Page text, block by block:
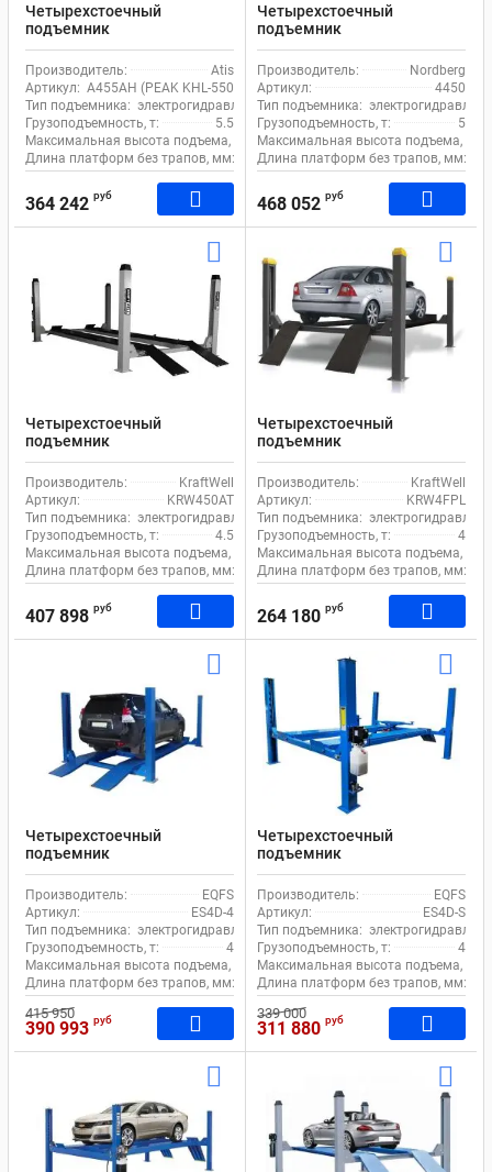
Четырехстоечный
подъемник
электрогидравлический
5.5т 380В для сход-развала
Atis A455AH (PEAK KHL-
5500A) 380V
Производитель:
Atis
Артикул: A455AH (PEAK KHL-5500A) 380V
Тип подъемника: электрогидравлический
Грузоподъемность, т:
5.5
Максимальная высота подъема, мм:
1922
Длина платформ без трапов, мм:
4800
364 242 руб
Четырехстоечный
подъемник
электрогидравлический 5т
380В для сход-развала
Nordberg 4450 с траверсой
Производитель:
Nordberg
Артикул:
4450
Тип подъемника:
Грузоподъемность, т:
5
Максимальная высота подъема, мм:
Длина платформ без трапов, мм:
468 052 руб
Четырехстоечный
подъемник
электрогидравлический
4.5т 380В для сход-развала
KraftWell KRW450AT
Производитель:
KraftWell
Артикул:
KRW450AT
Тип подъемника: электрогидравлический
Грузоподъемность, т:
4.5
Максимальная высота подъема, мм:
1830
Длина платформ без трапов, мм:
5700
407 898 руб
Четырехстоечный
подъемник
электрогидравлический 4т
380В KraftWell KRW4FPL
Производитель:
KraftWell
Артикул:
KRW4FPL
Тип подъемника:
Грузоподъемность, т:
4
Максимальная высота подъема, мм:
Длина платформ без трапов, мм:
264 180 руб
Четырехстоечный
подъемник
электрогидравлический 4т
380В для сход-развала
EQFS ES4D-4 с траверсой
Производитель:
EQFS
Артикул:
ES4D-4
Тип подъемника: электрогидравлический
Грузоподъемность, т:
4
Максимальная высота подъема, мм:
1900
Длина платформ без трапов, мм:
4850
415 950
390 993 руб
Четырехстоечный
подъемник
электрогидравлический 4т
380В для сход-развала
EQFS ES4D-S
Производитель:
EQFS
Артикул:
ES4D-S
Тип подъемника:
Грузоподъемность, т:
4
Максимальная высота подъема, мм:
Длина платформ без трапов, мм:
339 000
311 880 руб